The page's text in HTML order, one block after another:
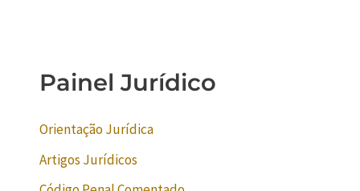
Painel Jurídico
Orientação Jurídica
Artigos Jurídicos